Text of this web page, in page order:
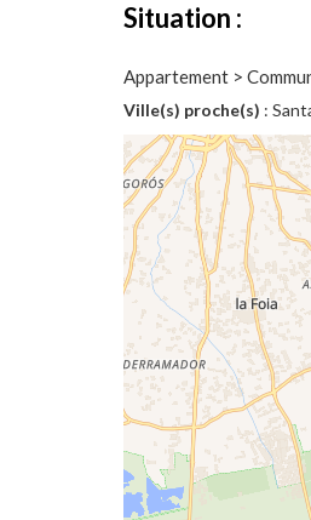
Situation :
Appartement >
Ville(s) proche(s) :